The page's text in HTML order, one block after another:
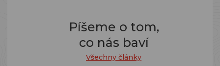
Píšeme o tom,
co nás baví
Všechny články